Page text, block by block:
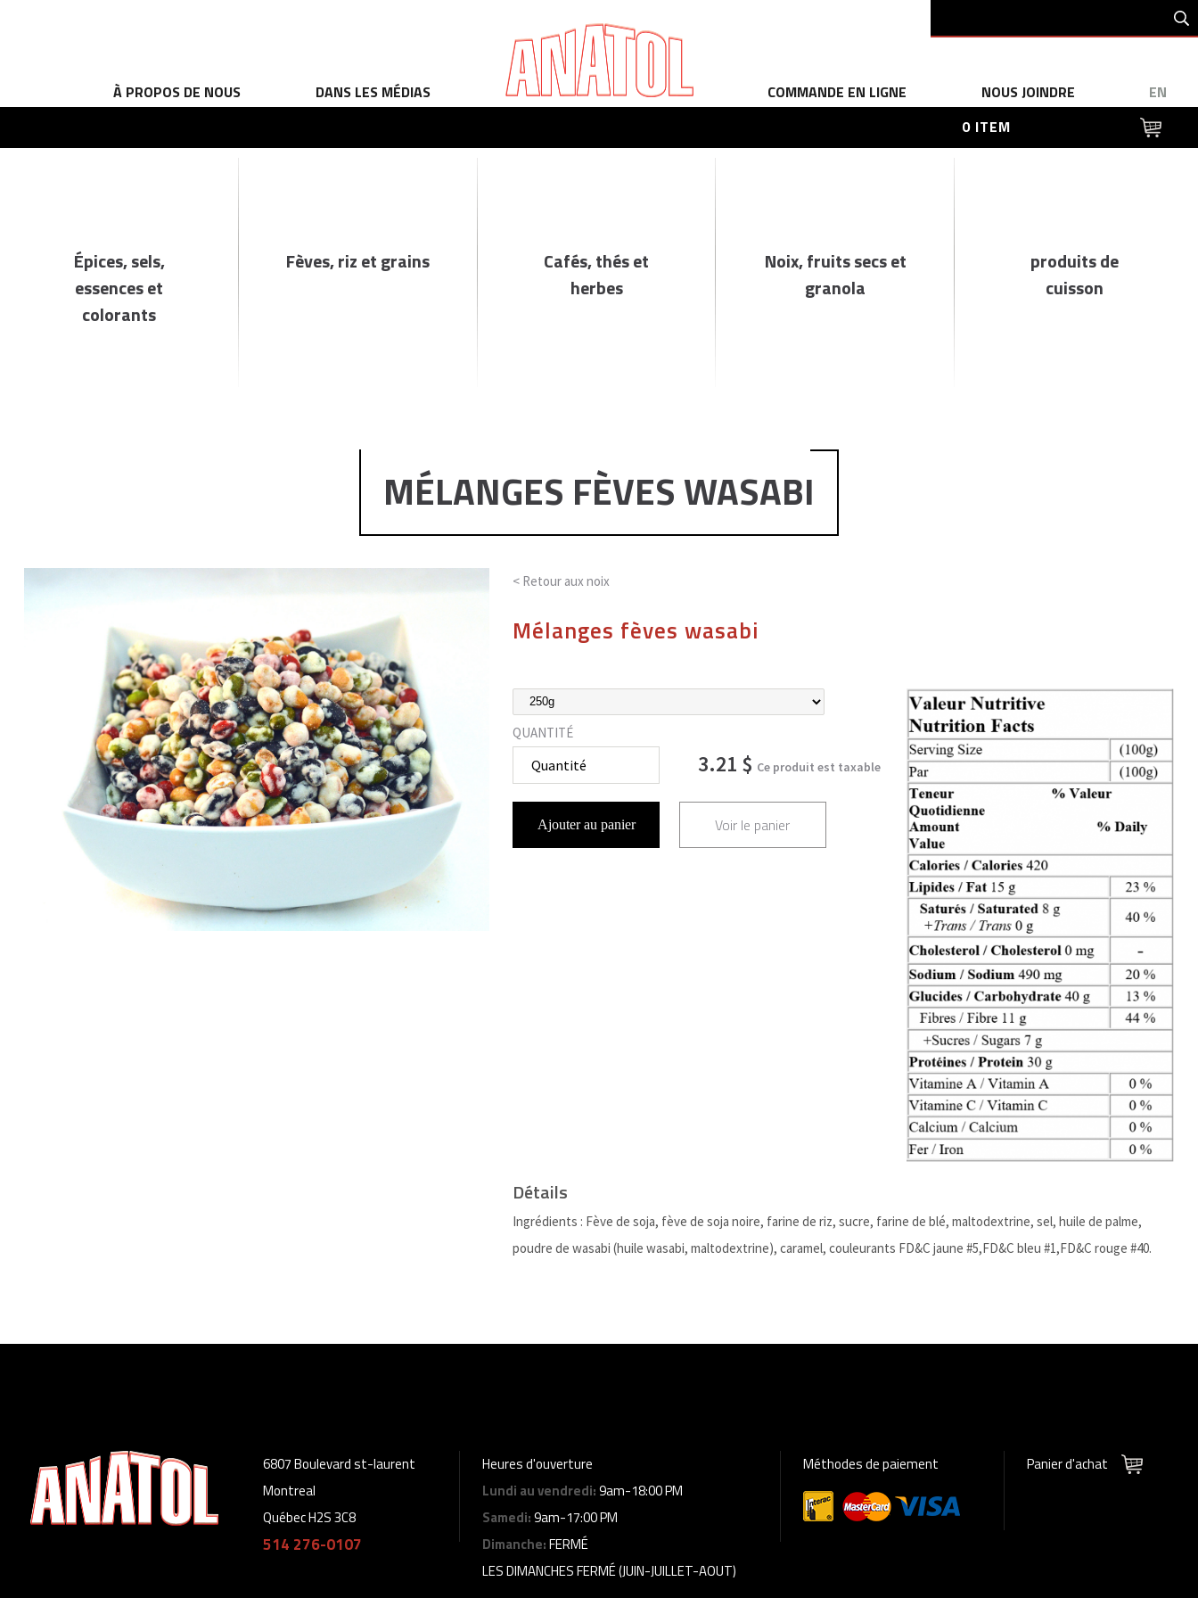
À PROPOS DE NOUS DANS LES MÉDIAS COMMANDE EN LIGNE NOUS JOINDRE
EN
0 ITEM
Épices, sels,
essences et
colorants
Fèves, riz et grains
Cafés, thés et
herbes
Noix, fruits secs et
granola
produits de
cuisson
MÉLANGES FÈVES WASABI
< Retour auxnoix
Mélanges fèves wasabi
QUANTITÉ
3.21 $ Ce produit est taxable
Ajouter au panier Voir le panier
Détails
Ingrédients : Fève de soja, fève de soja noire, farine de riz, sucre, farine de blé, maltodextrine, sel, huile de palme,
poudre de wasabi (huile wasabi, maltodextrine), caramel, couleurants FD&C jaune #5,FD&C bleu #1,FD&C rouge #40.
6807 Boulevard st-laurent
Montreal
Québec H2S 3C8
514 276-0107
Heures d'ouverture
Lundi au vendredi:9am-18:00 PM
Samedi:9am-17:00 PM
Dimanche:FERMÉ
LES DIMANCHES FERMÉ (JUIN-JUILLET-AOUT)
Méthodes de paiement Panier d'achat